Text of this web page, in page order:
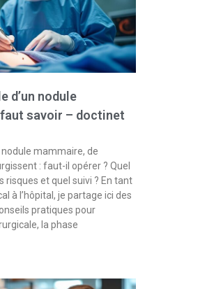
d’un nodule
faut savoir – doctinet
nodule mammaire, de
: faut-il opérer ? Quel
risques et quel suivi ? En tant
à l’hôpital, je partage ici des
pratiques pour
la phase